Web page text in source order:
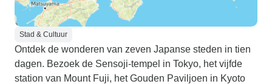
Stad & Cultuur
Ontdek de wonderen van zeven Japanse steden in tien
dagen. Bezoek de Sensoji-tempel in Tokyo, het vijfde
station van Mount Fuji, het Gouden Paviljoen in Kyoto